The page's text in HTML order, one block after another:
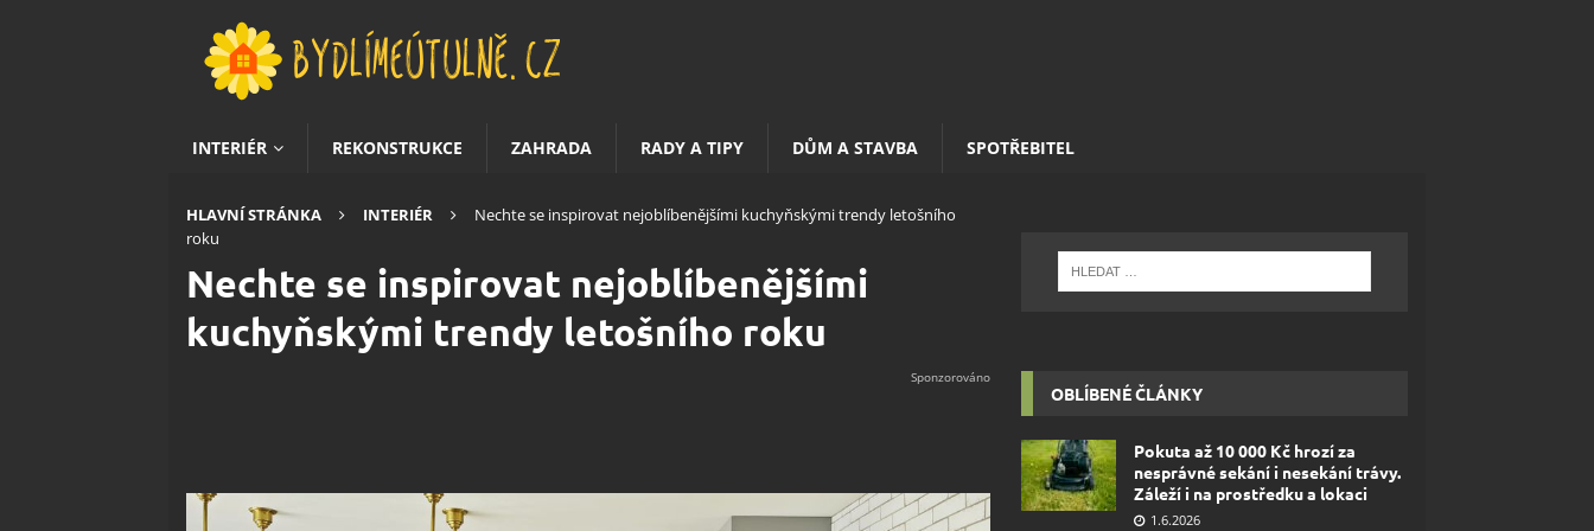
INTERIÉR REKONSTRUKCE ZAHRADA RADY A TIPY DŮM A STAVBA SPOTŘEBITEL
HLAVNÍ STRÁNKA INTERIÉR
Nechte se inspirovat nejoblíbenějšími kuchyňskými trendy letošního
roku
Nechte se inspirovat nejoblíbenějšími
kuchyňskými trendy letošního roku
OBLÍBENÉ ČLÁNKY
Pokuta až 10 000 Kč hrozí za
nesprávné sekání i nesekání trávy.
Záleží i na prostředku a lokaci
1.6.2026